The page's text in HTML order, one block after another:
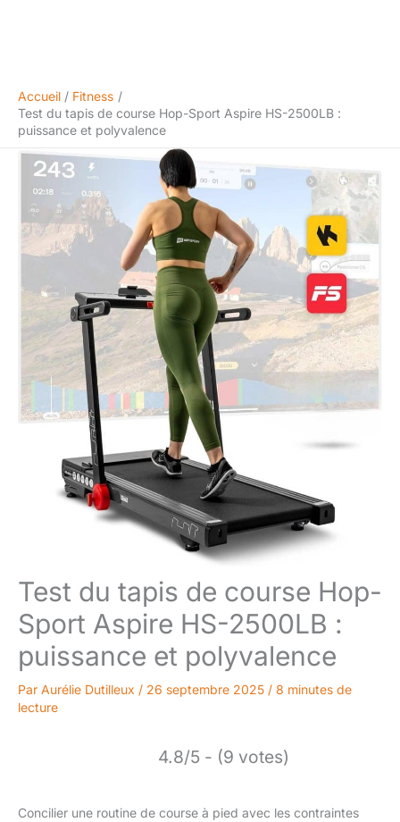
Accueil
Fitness
Test du tapis de course Hop-Sport Aspire HS-2500LB :
puissance et polyvalence
Test du tapis de course Hop-
Sport Aspire HS-2500LB :
puissance et polyvalence
Par Aurélie Dutilleux / 26 septembre 2025 / 8 minutes de
lecture
4.8/5 - (9 votes)
Concilier une routine de course à pied avec les contraintes